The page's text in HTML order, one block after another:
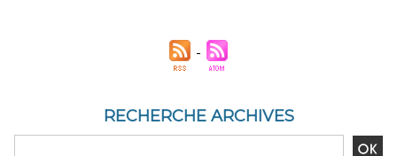
RECHERCHE ARCHIVES